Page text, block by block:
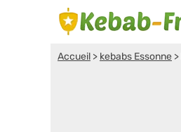
Accueil > kebabs Essonne >